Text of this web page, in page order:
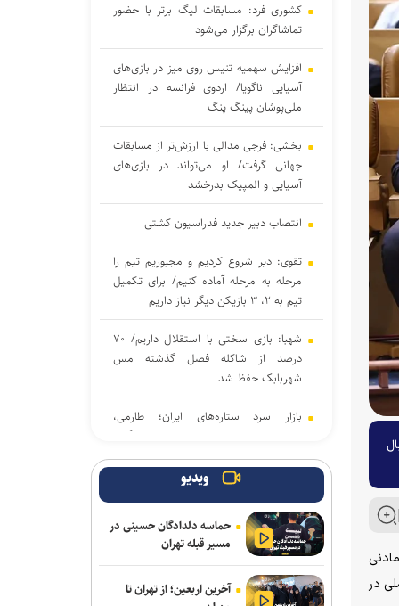
مردان والیبال
در
کشوری فرد: مسابقات لیگ برتر با حضور
تماشاگران برگزار می‌شود
افزایش سهمیه تنیس روی میز در بازی‌های
آسیایی ناگویا/ اردوی فرانسه در انتظار
ملی‌پوشان پینگ پنگ
بخشی: فرجی مدالی با ارزش‌تر از مسابقات
جهانی گرفت/ او می‌تواند در بازی‌های
آسیایی و المپیک بدرخشد
انتصاب دبیر جدید فدراسیون کشتی
تقوی: دیر شروع کردیم و مجبوریم تیم را
مرحله به مرحله آماده کنیم/ برای تکمیل
تیم به ۲، ۳ بازیکن دیگر نیاز داریم
شهبا: بازی سختی با استقلال داریم/ ۷۰
درصد از شاکله فصل گذشته مس
شهربابک حفظ شد
بازار سرد ستاره‌های ایران؛ طارمی،
جهانبخش و رضاییان بدون پیشنهاد بزرگ
دنیامالی به دعوت رسمی وزیر ورزش
جدایی قطعی رضاییان از استقلال + عکس
آراسته و کومار به نساجی پیوستند
ویدیو
حماسه دلدادگان حسینی در
مسیر قبله تهران
آخرین اربعین؛ از تهران تا